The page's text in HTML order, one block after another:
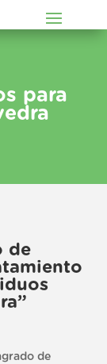
para
de
de